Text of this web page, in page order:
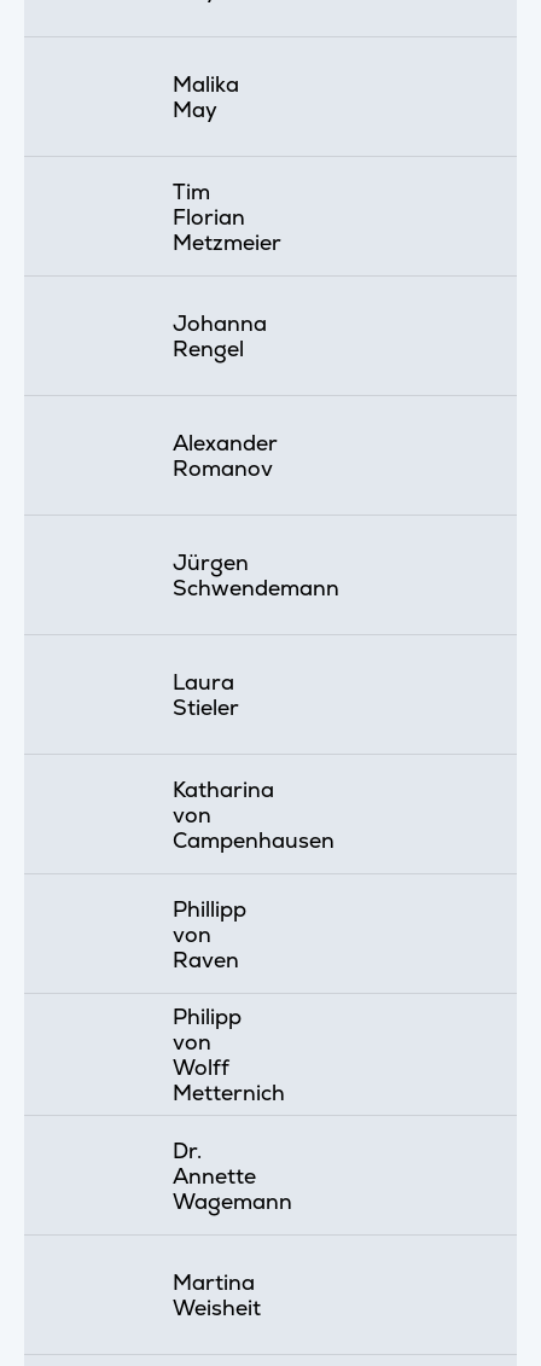
Malika
May
Tim
Florian
Metzmeier
Johanna
Rengel
Alexander
Romanov
Jürgen
Schwendemann
Laura
Stieler
Katharina
von
Campenhausen
Phillipp
von
Raven
Philipp
von
Wolff
Metternich
Dr.
Annette
Wagemann
Martina
Weisheit